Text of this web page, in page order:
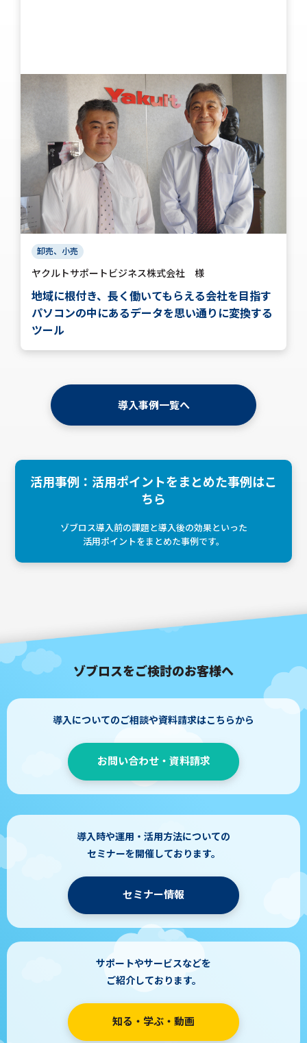
株式会社ギオン 様
会計システムの一元化とワークフロー自動化を支
え業務改革に貢献
「xoBlosは裏方として各システムをつなぐ肝心要
の鍵」
導入事例一覧へ
活用事例：活用ポイントをまとめた事例はこ
ちら
ゾブロス導入前の課題と導入後の効果といった
活用ポイントをまとめた事例です。
ゾブロスをご検討のお客様へ
導入についてのご相談や資料請求はこちらから
お問い合わせ・資料請求
導入時や運用・活用方法についての
セミナーを開催しております。
セミナー情報
サポートやサービスなどを
ご紹介しております。
知る・学ぶ・動画